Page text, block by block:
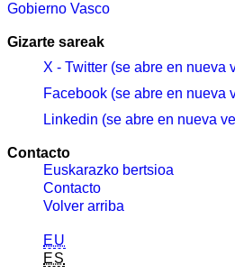
Gobierno Vasco
Gizarte sareak
X - Twitter (se abre en nueva
Facebook (se abre en nueva
Linkedin (se abre en nueva
Contacto
Euskarazko bertsioa
Contacto
Volver arriba
EU
ES